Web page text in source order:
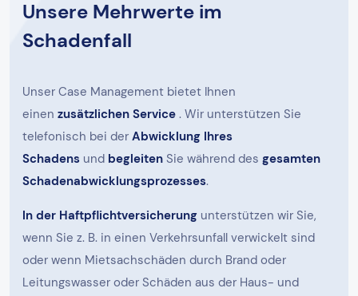
Unsere Mehrwerte im
Schadenfall
Unser Case Management bietet Ihnen
einen zusätzlichen Service . Wir unterstützen Sie
telefonisch bei der Abwicklung Ihres
Schadens und begleiten Sie während des gesamten
Schadenabwicklungsprozesses.
In der Haftpflichtversicherung unterstützen wir Sie,
wenn Sie z. B. in einen Verkehrsunfall verwickelt sind
oder wenn Mietsachschäden durch Brand oder
Leitungswasser oder Schäden aus der Haus- und